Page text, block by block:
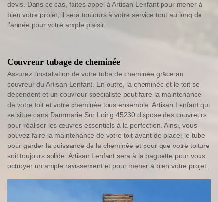
devis. Dans ce cas, faites appel à Artisan Lenfant pour mener à
bien votre projet, il sera toujours à votre service tout au long de
l’année pour votre ample plaisir.
Couvreur tubage de cheminée
Assurez l’installation de votre tube de cheminée grâce au
couvreur du Artisan Lenfant. En outre, la cheminée et le toit se
dépendent et un couvreur spécialiste peut faire la maintenance
de votre toit et votre cheminée tous ensemble. Artisan Lenfant qui
se situe dans Dammarie Sur Loing 45230 dispose des couvreurs
pour réaliser les œuvres essentiels à la perfection. Ainsi, vous
pouvez faire la maintenance de votre toit avant de placer le tube
pour garder la puissance de la cheminée et pour que votre toiture
soit toujours solide. Artisan Lenfant sera à la baguette pour vous
octroyer un ample ravissement et pour mener à bien votre projet.